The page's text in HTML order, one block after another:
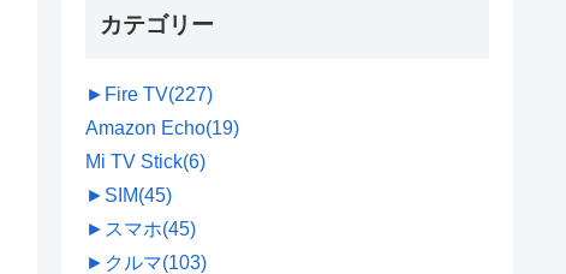
カテゴリー
► Fire TV(227)
Amazon Echo(19)
Mi TV Stick(6)
► SIM(45)
► スマホ(45)
► クルマ(103)